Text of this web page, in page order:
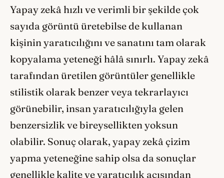
Yapay zekâ hızlı ve verimli bir şekilde çok
sayıda görüntü üretebilse de kullanan
kişinin yaratıcılığını ve sanatını tam olarak
kopyalama yeteneği hâlâ sınırlı. Yapay zekâ
tarafından üretilen görüntüler genellikle
stilistik olarak benzer veya tekrarlayıcı
görünebilir, insan yaratıcılığıyla gelen
benzersizlik ve bireysellikten yoksun
olabilir. Sonuç olarak, yapay zekâ çizim
yapma yeteneğine sahip olsa da sonuçlar
genellikle kalite ve yaratıcılık açısından